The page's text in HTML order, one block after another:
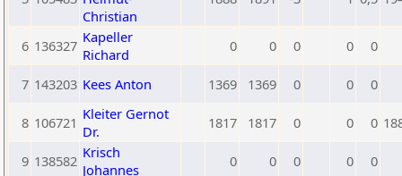
Christian
6 136327 Kapeller
Richard
0 0 0 0 0
7 143203 Kees Anton 1369 1369 0 0 0
8 106721 Kleiter Gernot
Dr.
1817 1817 0 0 0
9 138582 Krisch
Johannes
0 0 0 0 0